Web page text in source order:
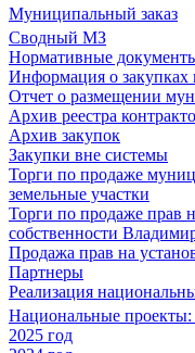
Муниципальный заказ
Сводный МЗ
Нормативные
Информация о
Отчет о размещении
Архив реестра
Архив закупок
Закупки вне системы
Торги по продаже
земельные участки
Торги по продаже прав
собственности
Продажа прав на
Партнеры
Реализация
Национальные проекты:
2025 год